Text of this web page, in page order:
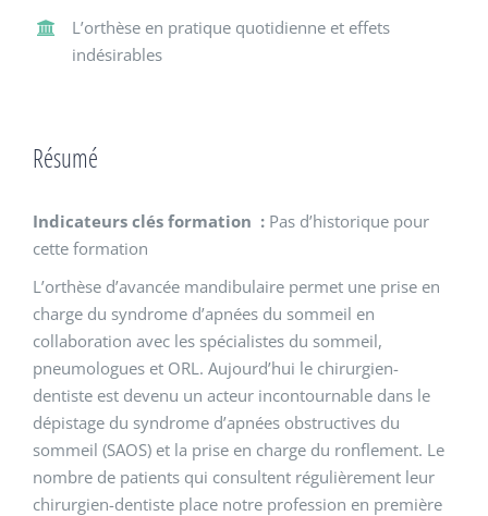
L’orthèse en pratique quotidienne et effets
indésirables
Résumé
Indicateurs clés formation : Pas d’historique pour
cette formation
L’orthèse d’avancée mandibulaire permet une prise en
charge du syndrome d’apnées du sommeil en
collaboration avec les spécialistes du sommeil,
pneumologues et ORL. Aujourd’hui le chirurgien-
dentiste est devenu un acteur incontournable dans le
dépistage du syndrome d’apnées obstructives du
sommeil (SAOS) et la prise en charge du ronflement. Le
nombre de patients qui consultent régulièrement leur
chirurgien-dentiste place notre profession en première